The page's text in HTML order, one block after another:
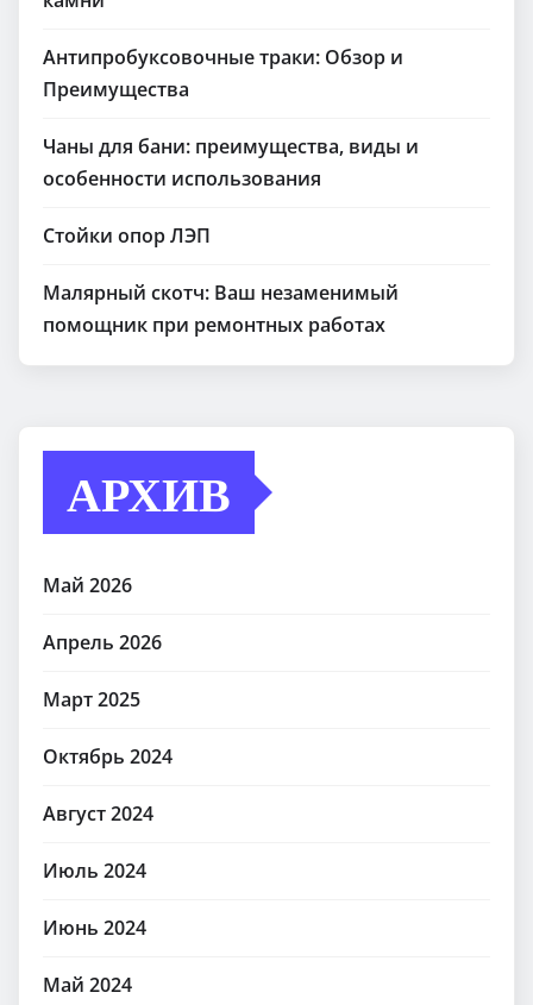
Антипробуксовочные траки: Обзор и
Преимущества
Чаны для бани: преимущества, виды и
особенности использования
Стойки опор ЛЭП
Малярный скотч: Ваш незаменимый
помощник при ремонтных работах
АРХИВ
Май 2026
Апрель 2026
Март 2025
Октябрь 2024
Август 2024
Июль 2024
Июнь 2024
Май 2024